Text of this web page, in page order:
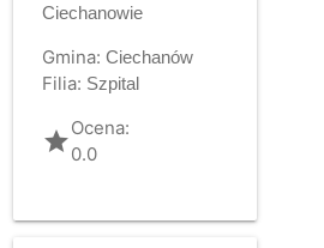
Ciechanowie
Gmina: Ciechanów
Filia: Szpital
gradeOcena:
0.0